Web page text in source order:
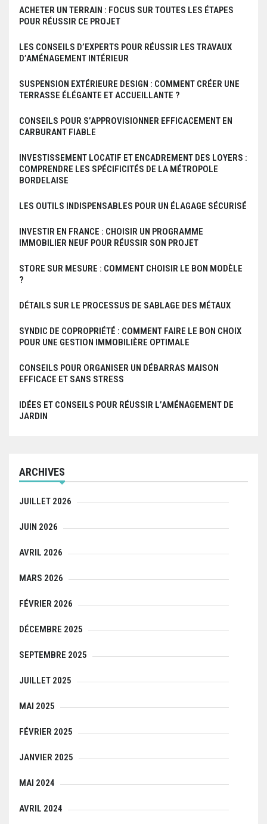
ACHETER UN TERRAIN : FOCUS SUR TOUTES LES ÉTAPES
POUR RÉUSSIR CE PROJET
LES CONSEILS D’EXPERTS POUR RÉUSSIR LES TRAVAUX
D’AMÉNAGEMENT INTÉRIEUR
SUSPENSION EXTÉRIEURE DESIGN : COMMENT CRÉER UNE
TERRASSE ÉLÉGANTE ET ACCUEILLANTE ?
CONSEILS POUR S’APPROVISIONNER EFFICACEMENT EN
CARBURANT FIABLE
INVESTISSEMENT LOCATIF ET ENCADREMENT DES LOYERS :
COMPRENDRE LES SPÉCIFICITÉS DE LA MÉTROPOLE
BORDELAISE
LES OUTILS INDISPENSABLES POUR UN ÉLAGAGE SÉCURISÉ
INVESTIR EN FRANCE : CHOISIR UN PROGRAMME
IMMOBILIER NEUF POUR RÉUSSIR SON PROJET
STORE SUR MESURE : COMMENT CHOISIR LE BON MODÈLE
?
DÉTAILS SUR LE PROCESSUS DE SABLAGE DES MÉTAUX
SYNDIC DE COPROPRIÉTÉ : COMMENT FAIRE LE BON CHOIX
POUR UNE GESTION IMMOBILIÈRE OPTIMALE
CONSEILS POUR ORGANISER UN DÉBARRAS MAISON
EFFICACE ET SANS STRESS
IDÉES ET CONSEILS POUR RÉUSSIR L’AMÉNAGEMENT DE
JARDIN
ARCHIVES
JUILLET 2026
JUIN 2026
AVRIL 2026
MARS 2026
FÉVRIER 2026
DÉCEMBRE 2025
SEPTEMBRE 2025
JUILLET 2025
MAI 2025
FÉVRIER 2025
JANVIER 2025
MAI 2024
AVRIL 2024